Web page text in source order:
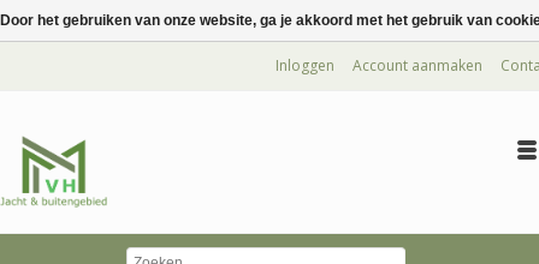
Inloggen Account aanmaken
Door het gebruiken van onze website, ga je akkoord met het gebruik van